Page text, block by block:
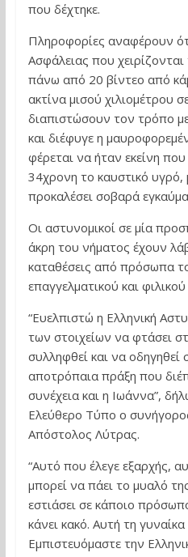
που δέχτηκε.
Πληροφορίες αναφέρουν
Ασφάλειας που
πάνω από 20 βίντεο από
ακτίνα μισού χιλιομέτρου
διαπιστώσουν τον τρόπο
και διέφυγε η
φέρεται να ήταν εκείνη
34χρονη το καυστικό υγρό,
προκαλέσει σοβαρά
Οι αστυνομικοί σε μία
άκρη του νήματος έχουν
καταθέσεις από πρόσωπα
επαγγελματικού και
“Ευελπιστώ η Ελληνική
των στοιχείων να φτάσει
συλληφθεί και να οδηγηθεί
αποτρόπαια πράξη που
συνέχεια και η Ιωάννα”,
Ελεύθερο Τύπο ο
Απόστολος Λύτρας.
“Αυτό που έλεγε εξαρχής,
μπορεί να πάει το μυαλό
εστιάσει σε κάποιο
κάνει κακό. Αυτή τη
Εμπιστευόμαστε την